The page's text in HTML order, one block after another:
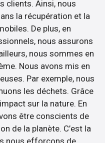
clients. Ainsi, nous
la récupération et la
De plus, en
nous assurons
nous sommes en
Nous avons mis en
Par exemple, nous
les déchets. Grâce
sur la nature. En
être conscients de
de la planète. C’est la